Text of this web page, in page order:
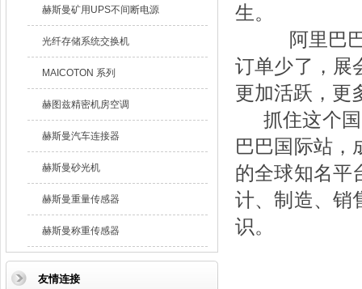
生。
阿里巴巴
订单少了，展
更加活跃，更
抓住这个
巴巴国际站，
的全球知名平
计、制造、销
识。
赫斯曼矿用UPS不间断电源
光纤存储系统交换机
MAICOTON 系列
赫图兹精密机房空调
赫斯曼汽车连接器
赫斯曼砂光机
赫斯曼重量传感器
赫斯曼称重传感器
友情连接